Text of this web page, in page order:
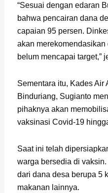
“Sesuai dengan edaran
bahwa pencairan dana
capaian 95 persen.
akan
belum mencapai target,”
Sementara itu, Kades Air
Binduriang, Sugianto
pihaknya akan
vaksinasi Covid-19
Saat ini telah
warga bersedia di
dari dana desa berupa 5
makanan lainnya.